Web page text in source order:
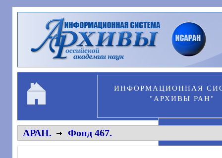
Перейти к основному содержанию
ИНФОРМАЦИОННАЯ
"АРХИВЫ РАН"
АРАН. Фонд 467.